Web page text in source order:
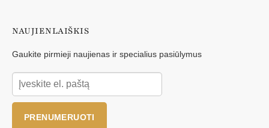
NAUJIENLAIŠKIS
Gaukite pirmieji naujienas ir specialius pasiūlymus
PRENUMERUOTI